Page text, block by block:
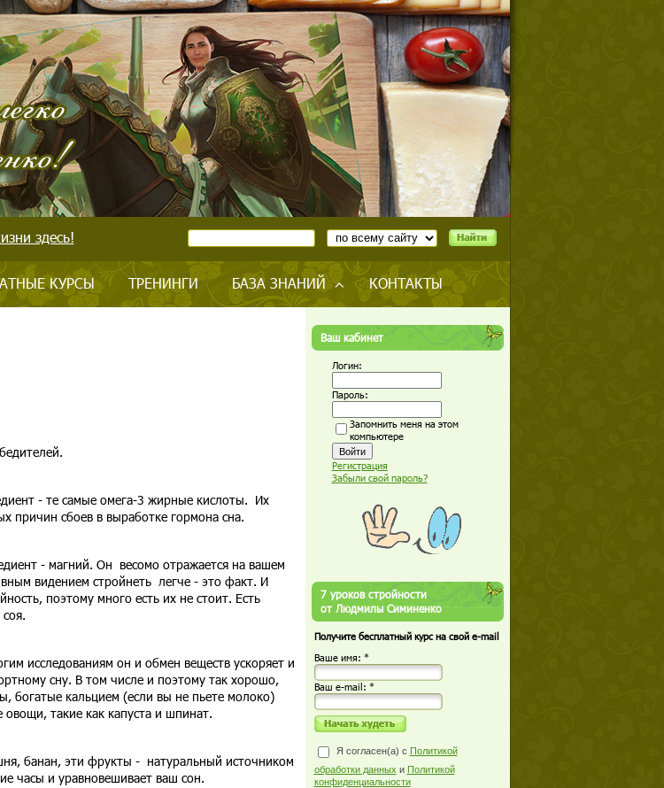
здесь!
КУРСЫ ТРЕНИНГИ БАЗА ЗНАНИЙ КОНТАКТЫ
- те самые омега-3 жирные кислоты. Их
причин сбоев в выработке гормона сна.
- магний. Он весомо отражается на вашем
видением стройнеть легче - это факт. И
поэтому много есть их не стоит. Есть
исследованиям он и обмен веществ ускоряет и
сну. В том числе и поэтому так хорошо,
богатые кальцием (если вы не пьете молоко)
такие как капуста и шпинат.
банан, эти фрукты - натуральный источником
часы и уравновешивает ваш сон.
Ваш кабинет
Логин:
Пароль:
Запомнить меня на этом
компьютере
Регистрация
Забыли свой пароль?
7 уроков стройности
от Людмилы Симиненко
Получите бесплатный курс на свой e-mail
Ваше имя: *
Ваш е-mail: *
Я согласен(а) с Политикой
обработки данных и Политикой
конфиденциальности